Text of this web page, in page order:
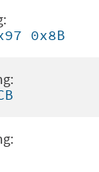
0x8B